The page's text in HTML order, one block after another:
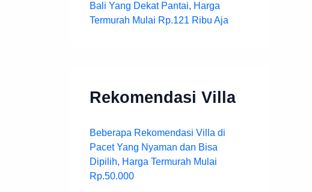
Bali Yang Dekat Pantai, Harga
Termurah Mulai Rp.121 Ribu Aja
Rekomendasi Villa
Beberapa Rekomendasi Villa di
Pacet Yang Nyaman dan Bisa
Dipilih, Harga Termurah Mulai
Rp.50.000